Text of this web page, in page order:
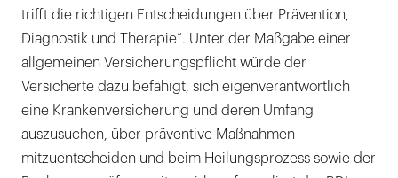
trifft die richtigen Entscheidungen über Prävention,
Diagnostik und Therapie“. Unter der Maßgabe einer
allgemeinen Versicherungspflicht würde der
Versicherte dazu befähigt, sich eigenverantwortlich
eine Krankenversicherung und deren Umfang
auszusuchen, über präventive Maßnahmen
mitzuentscheiden und beim Heilungsprozess sowie der